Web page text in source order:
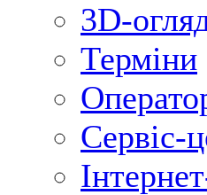
3D-
Терміни
Сервіс-